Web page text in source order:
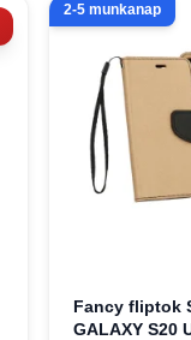
2-5 munkanap
Fancy fliptok
GALAXY S20